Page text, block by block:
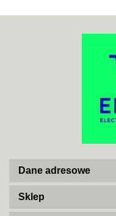
Dane adresowe
Sklep